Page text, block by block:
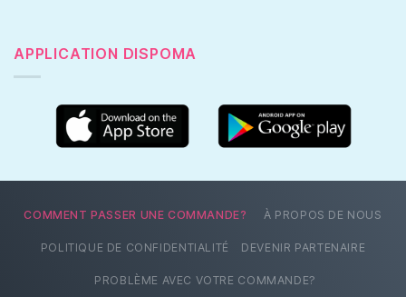
APPLICATION DISPOMA
COMMENT PASSER UNE COMMANDE? À PROPOS DE NOUS
POLITIQUE DE CONFIDENTIALITÉ DEVENIR PARTENAIRE
PROBLÈME AVEC VOTRE COMMANDE?